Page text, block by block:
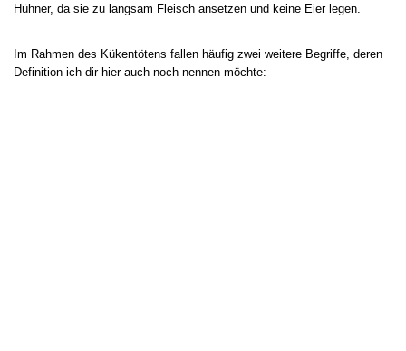
Hühner, da sie zu langsam Fleisch ansetzen und keine Eier legen.
Im Rahmen des Kükentötens fallen häufig zwei weitere Begriffe, deren
Definition ich dir hier auch noch nennen möchte: